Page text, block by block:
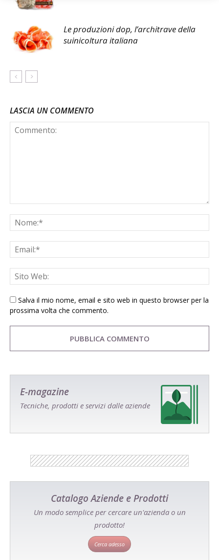
Le produzioni dop, l’architrave della
suinicoltura italiana
LASCIA UN COMMENTO
Salva il mio nome, email e sito web in questo browser per la
prossima volta che commento.
E-magazine
Tecniche, prodotti e servizi dalle aziende
Catalogo Aziende e Prodotti
Un modo semplice per cercare un'azienda o un
prodotto!
Cerca adesso